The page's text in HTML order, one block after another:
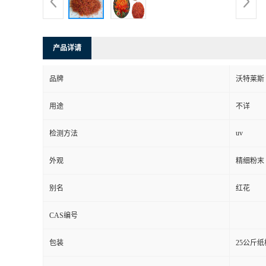
产品详请
品牌 沃特莱斯
用途 不详
检测方法 uv
外观 精细粉末
别名 红花
CAS编号
包装 25公斤